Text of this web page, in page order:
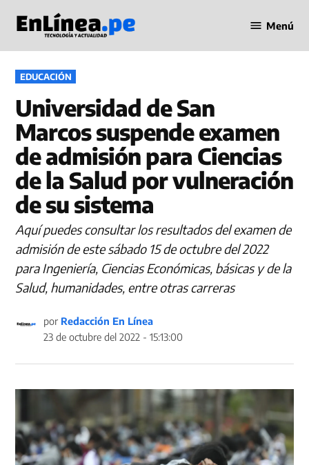
contenido
en Línea
Menú
PUBLICADO
EN
EDUCACIÓN
Universidad de San
Marcos suspende examen
de admisión para Ciencias
de la Salud por vulneración
de su sistema
Aquí puedes consultar los resultados del examen de
admisión de este sábado 15 de octubre del 2022
para Ingeniería, Ciencias Económicas, básicas y de la
Salud, humanidades, entre otras carreras
por Redacción En Línea
23 de octubre del 2022 - 15:13:00